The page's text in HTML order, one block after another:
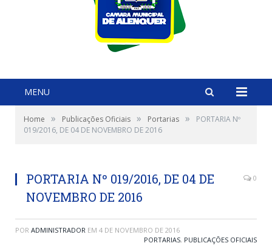
MENU
Home » Publicações Oficiais » Portarias »
PORTARIA Nº
019/2016, DE 04 DE NOVEMBRO DE 2016
PORTARIA Nº 019/2016, DE 04 DE
NOVEMBRO DE 2016
0
POR ADMINISTRADOR EM 4 DE NOVEMBRO DE 2016
PORTARIAS, PUBLICAÇÕES OFICIAIS